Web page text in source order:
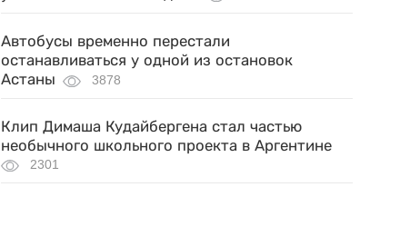
Автобусы временно перестали
останавливаться у одной из остановок
Астаны
3878
Клип Димаша Кудайбергена стал частью
необычного школьного проекта в Аргентине
2301